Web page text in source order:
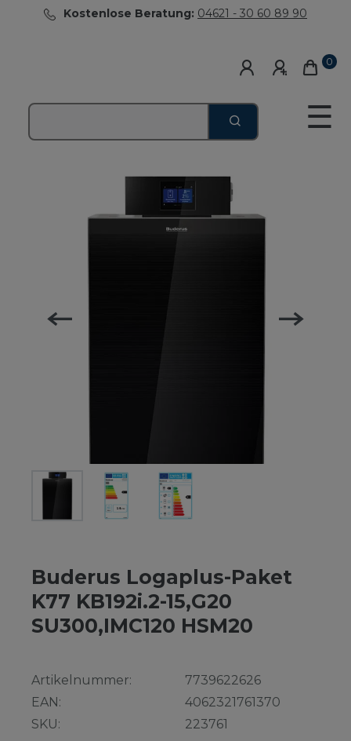
Kostenlose Beratung: 04621 - 30 60 89 90
0
☰
Buderus Logaplus-Paket
K77 KB192i.2-15,G20
SU300,IMC120 HSM20
Artikelnummer:
EAN:
SKU:
7739622626
4062321761370
223761